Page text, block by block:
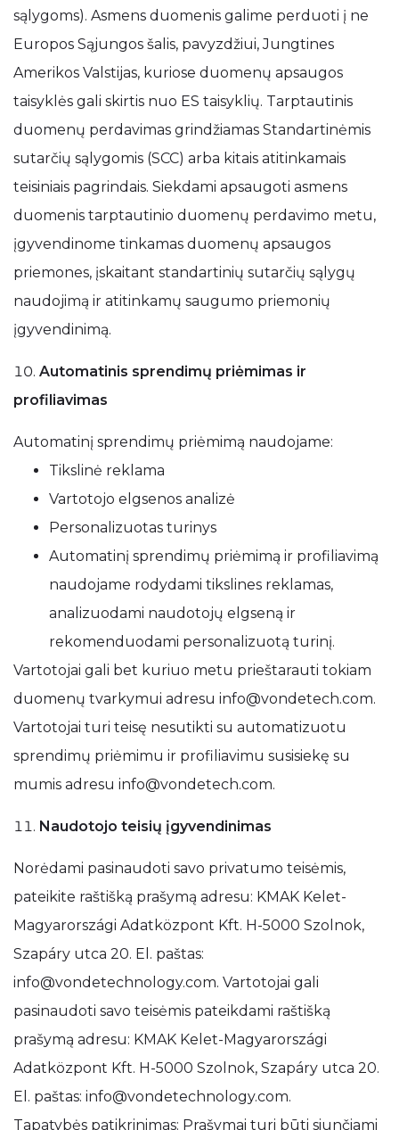
sąlygoms). Asmens duomenis galime perduoti į ne
Europos Sąjungos šalis, pavyzdžiui, Jungtines
Amerikos Valstijas, kuriose duomenų apsaugos
taisyklės gali skirtis nuo ES taisyklių. Tarptautinis
duomenų perdavimas grindžiamas Standartinėmis
sutarčių sąlygomis (SCC) arba kitais atitinkamais
teisiniais pagrindais. Siekdami apsaugoti asmens
duomenis tarptautinio duomenų perdavimo metu,
įgyvendinome tinkamas duomenų apsaugos
priemones, įskaitant standartinių sutarčių sąlygų
naudojimą ir atitinkamų saugumo priemonių
įgyvendinimą.
Automatinis sprendimų priėmimas ir
profiliavimas
Automatinį sprendimų priėmimą naudojame:
Tikslinė reklama
Vartotojo elgsenos analizė
Personalizuotas turinys
Automatinį sprendimų priėmimą ir profiliavimą
naudojame rodydami tikslines reklamas,
analizuodami naudotojų elgseną ir
rekomenduodami personalizuotą turinį.
Vartotojai gali bet kuriuo metu prieštarauti tokiam
duomenų tvarkymui adresu info@vondetech.com.
Vartotojai turi teisę nesutikti su automatizuotu
sprendimų priėmimu ir profiliavimu susisiekę su
mumis adresu info@vondetech.com.
Naudotojo teisių įgyvendinimas
Norėdami pasinaudoti savo privatumo teisėmis,
pateikite raštišką prašymą adresu: KMAK Kelet-
Magyarországi Adatközpont Kft. H-5000 Szolnok,
Szapáry utca 20. El. paštas:
info@vondetechnology.com. Vartotojai gali
pasinaudoti savo teisėmis pateikdami raštišką
prašymą adresu: KMAK Kelet-Magyarországi
Adatközpont Kft. H-5000 Szolnok, Szapáry utca 20.
El. paštas: info@vondetechnology.com.
Tapatybės patikrinimas: Prašymai turi būti siunčiami